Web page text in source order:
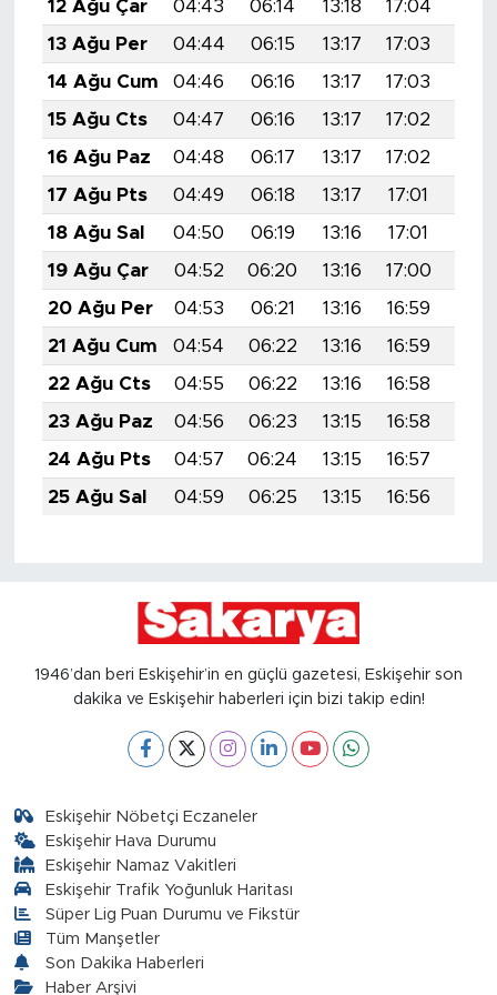
12 Ağu Çar
04:43 06:14 13:18 17:04
13 Ağu Per
04:44 06:15 13:17 17:03
14 Ağu Cum
04:46 06:16 13:17 17:03
15 Ağu Cts
04:47 06:16 13:17 17:02
16 Ağu Paz
04:48 06:17 13:17 17:02
17 Ağu Pts
04:49 06:18 13:17 17:01
18 Ağu Sal
04:50 06:19 13:16 17:01
19 Ağu Çar
04:52 06:20 13:16 17:00
20 Ağu Per
04:53 06:21 13:16 16:59
21 Ağu Cum
04:54 06:22 13:16 16:59
22 Ağu Cts
04:55 06:22 13:16 16:58
23 Ağu Paz
04:56 06:23 13:15 16:58
24 Ağu Pts
04:57 06:24 13:15 16:57
25 Ağu Sal
04:59 06:25 13:15 16:56
1946’dan beri Eskişehir’in en güçlü gazetesi, Eskişehir son
dakika ve Eskişehir haberleri için bizi takip edin!
Eskişehir Nöbetçi Eczaneler
Eskişehir Hava Durumu
Eskişehir Namaz Vakitleri
Eskişehir Trafik Yoğunluk Haritası
Süper Lig Puan Durumu ve Fikstür
Tüm Manşetler
Son Dakika Haberleri
Haber Arşivi